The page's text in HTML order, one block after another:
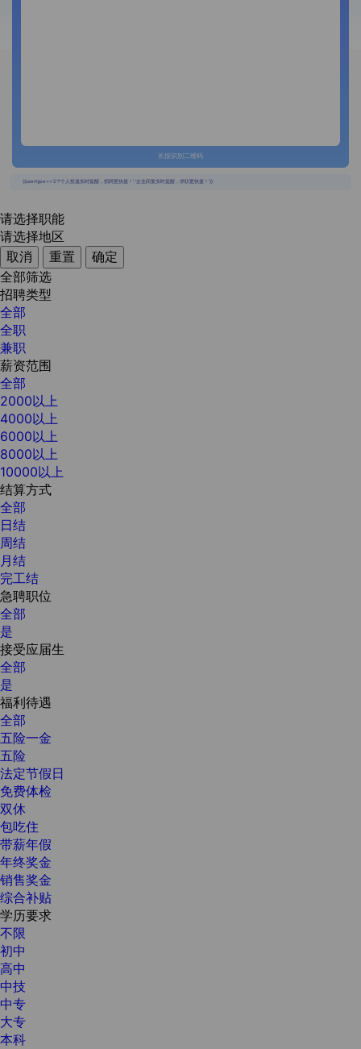
长按识别二维码
{{usertype=='2'?'个人投递实时提醒，招聘更快捷！':'企业回复实时提醒，求职更快捷！'}}
请选择职能
请选择地区
取消
重置
确定
全部筛选
招聘类型
全部
全职
兼职
薪资范围
全部
2000以上
4000以上
6000以上
8000以上
10000以上
结算方式
全部
日结
周结
月结
完工结
急聘职位
全部
是
接受应届生
全部
是
福利待遇
全部
五险一金
五险
法定节假日
免费体检
双休
包吃住
带薪年假
年终奖金
销售奖金
综合补贴
学历要求
不限
初中
高中
中技
中专
大专
本科